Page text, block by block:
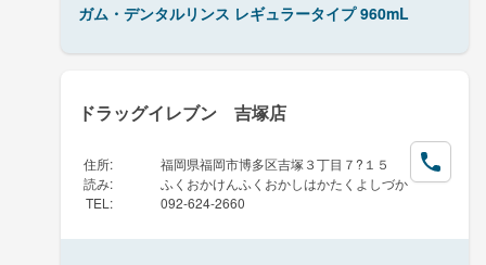
ガム・デンタルリンス レギュラータイプ 960mL
ドラッグイレブン 吉塚店
住所:
福岡県福岡市博多区吉塚３丁目７?１５
読み:
ふくおかけんふくおかしはかたくよしづか
TEL : 092-624-2660